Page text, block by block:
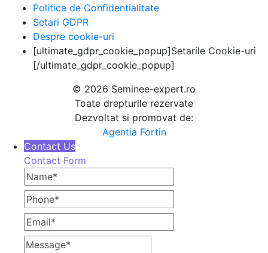
Politica de Confidentialitate
Setari GDPR
Despre cookie-uri
[ultimate_gdpr_cookie_popup]Setarile Cookie-uri
[/ultimate_gdpr_cookie_popup]
© 2026 Seminee-expert.ro
Toate drepturile rezervate
Dezvoltat si promovat de:
Agentia Fortin
Contact Us
Contact Form
Name
Phone
Email
Message